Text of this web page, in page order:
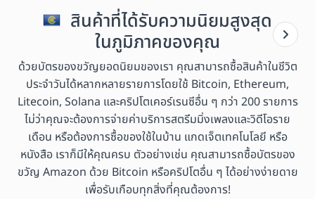
สินค้าที่ได้รับความนิยมสูงสุด
ในภูมิภาคของคุณ
ด้วยบัตรของขวัญยอดนิยมของเรา คุณสามารถซื้อสินค้าในชีวิต
ประจำวันได้หลากหลายรายการโดยใช้ Bitcoin, Ethereum,
Litecoin, Solana และคริปโตเคอร์เรนซีอื่น ๆ กว่า 200 รายการ
ไม่ว่าคุณจะต้องการจ่ายค่าบริการสตรีมมิ่งเพลงและวิดีโอราย
เดือน หรือต้องการซื้อของใช้ในบ้าน แกดเจ็ตเทคโนโลยี หรือ
หนังสือ เราก็มีให้คุณครบ ตัวอย่างเช่น คุณสามารถซื้อบัตรของ
ขวัญ Amazon ด้วย Bitcoin หรือคริปโตอื่น ๆ ได้อย่างง่ายดาย
เพื่อรับเกือบทุกสิ่งที่คุณต้องการ!